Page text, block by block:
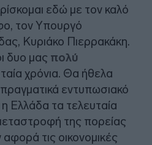
εδώ με τον καλό
τον Υπουργό
Κυριάκο Πιερρακάκη.
δυο μας πολύ
χρόνια. Θα ήθελα
εντυπωσιακό
Ελλάδα τα τελευταία
της πορείας
τις οικονομικές